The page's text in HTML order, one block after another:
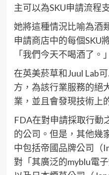
主可以為SKU申請流程
她將這種情況比喻為酒
申請商店中的每個SKU
「我們今天不喝酒了。」
在英美菸草和Juul Lab
方，為該行業服務的絕
業，並且會發現技術上
FDA在對申請採取行動
的公司。但是，其他幾
中包括帝國品牌公司（
對「其廣泛的myblu電